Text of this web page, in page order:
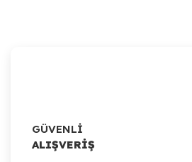
GÜVENLİ
ALIŞVERİŞ